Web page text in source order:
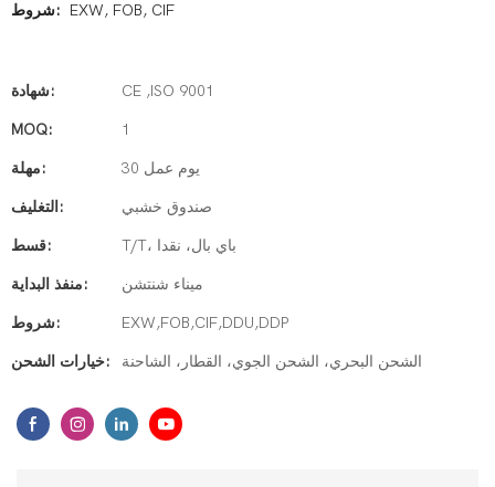
شروط: EXW, FOB, CIF
شهادة: CE ,ISO 9001
MOQ: 1
مهلة: 30 يوم عمل
التغليف: صندوق خشبي
قسط: T/T، باي بال، نقدا
منفذ البداية: ميناء شنتشن
شروط: EXW,FOB,CIF,DDU,DDP
خيارات الشحن: الشحن البحري، الشحن الجوي، القطار، الشاحنة